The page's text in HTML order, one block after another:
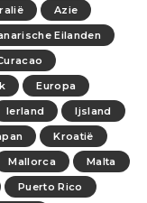
Azie
Eilanden
Europa
Ierland
Ijsland
Kroatië
Mallorca
Malta
Puerto Rico